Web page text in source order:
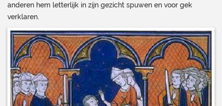
anderen hem letterlijk in zijn gezicht spuwen en voor gek
verklaren.